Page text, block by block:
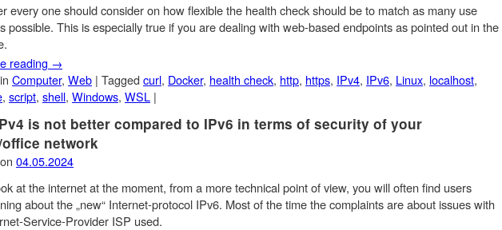
every one should consider on how flexible the health check should be to match as many use
possible. This is especially true if you are dealing with web-based endpoints as pointed out in the
reading →
Computer, Web | Tagged curl, Docker, health check, http, https, IPv4, IPv6, Linux, localhost,
, script, shell, Windows, WSL |
is not better compared to IPv6 in terms of security of your
network
04.05.2024
at the internet at the moment, from a more technical point of view, you will often find users
about the „new“ Internet-protocol IPv6. Most of the time the complaints are about issues with
Service-Provider ISP used.